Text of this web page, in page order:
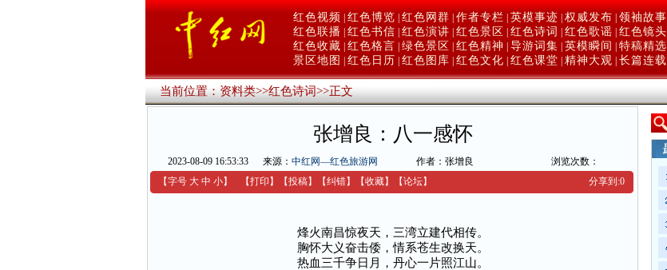
红色视频 红色博览 红色网群 作者专栏 英模事迹 权威发布 领袖故事
红色联播 红色书信 红色演讲 红色景区 红色诗词 红色歌谣 红色镜头
红色收藏 红色格言 绿色景区 红色精神 导游词集 英模瞬间 特稿精选
景区地图
红色日历 红色图库 红色文化 红色课堂 精神大观 长篇连载
当前位置：资料类>>红色诗词>>正文
张增良：八一感怀
2023-08-09 16:53:33 来源： 中红网—红色旅游网 作者：张增良
浏览次数：
【字号 大 中 小】 【打印 】 【投稿】 【纠错】 【收藏】 【论坛】 分享到:0
烽火南昌惊夜天，三湾立建代相传。
胸怀大义奋击倭，情系苍生改换天。
热血三千争日月，丹心一片照江山。